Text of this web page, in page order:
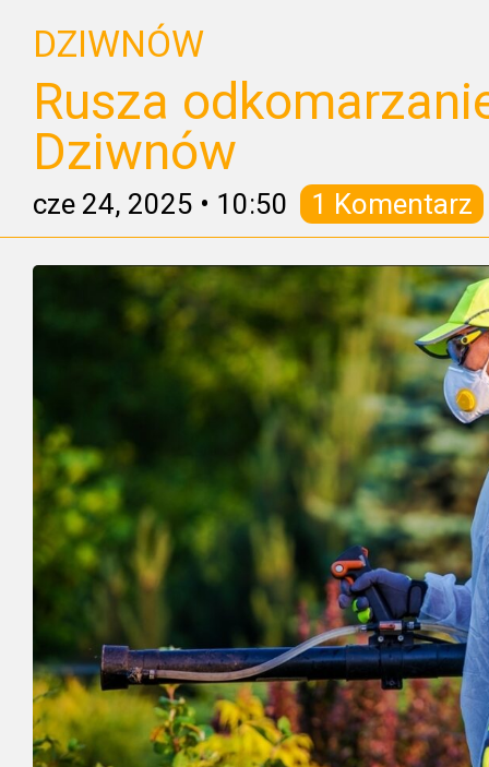
DZIWNÓW
Rusza
Dziwnów
cze 24, 2025 • 10:50 1 Komentarz